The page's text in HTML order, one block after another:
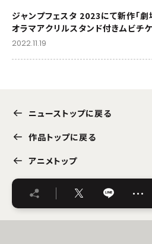
ジャンプフェスタ 2023にて新作「
オラマアクリルスタンド付きムビチ
2022.11.19
ニューストップに戻る
作品トップに戻る
アニメトップ
…